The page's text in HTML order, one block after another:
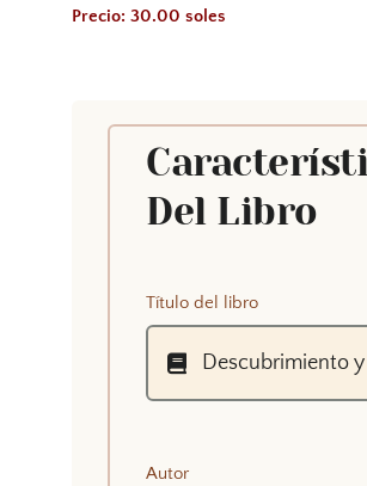
Precio: 30.00 soles
Del Libro
Título del libro
Autor